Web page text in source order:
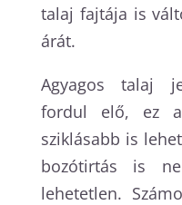
talaj fajtája is
árát.
Agyagos talaj
fordul elő, ez
sziklásabb is
bozótirtás is
lehetetlen.